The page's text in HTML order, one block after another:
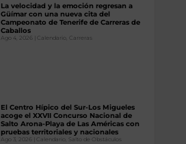
La velocidad y la emoción regresan a
Güímar con una nueva cita del
Campeonato de Tenerife de Carreras de
Caballos
Ago 4, 2026 Calendario, Carreras
El Centro Hípico del Sur-Los Migueles
acoge el XXVII Concurso Nacional de
Salto Arona-Playa de Las Américas con
pruebas territoriales y nacionales
Ago 3, 2026 Calendario, Salto de Obstáculos